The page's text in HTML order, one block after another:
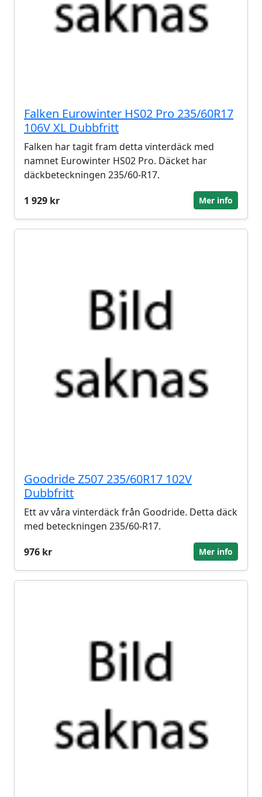
Falken Eurowinter HS02 Pro 235/60R17
106V XL Dubbfritt
Falken har tagit fram detta vinterdäck med
namnet Eurowinter HS02 Pro. Däcket har
däckbeteckningen 235/60-R17.
1 929 kr
Mer info
Goodride Z507 235/60R17 102V
Dubbfritt
Ett av våra vinterdäck från Goodride. Detta däck
med beteckningen 235/60-R17.
976 kr
Mer info